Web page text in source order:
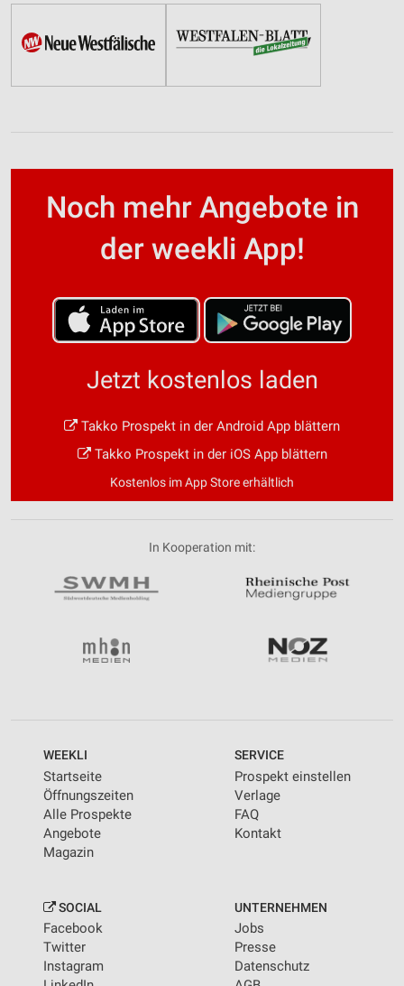
Noch mehr Angebote in
der weekli App!
Jetzt kostenlos laden
Takko Prospekt in der Android App blättern
Takko Prospekt in der iOS App blättern
Kostenlos im App Store erhältlich
In Kooperation mit:
WEEKLI
Startseite
Öffnungszeiten
Alle Prospekte
Angebote
Magazin
SERVICE
Prospekt einstellen
Verlage
FAQ
Kontakt
SOCIAL
Facebook
Twitter
Instagram
UNTERNEHMEN
Jobs
Presse
Datenschutz